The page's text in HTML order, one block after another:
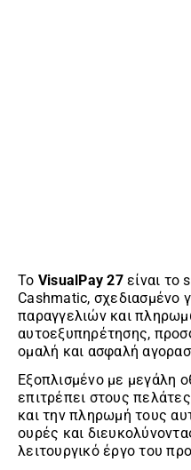
Το VisualPay 27είναι το
Cashmatic, σχεδιασμένο
παραγγελιών και
αυτοεξυπηρέτησης,
ομαλή και ασφαλή
Εξοπλισμένο με μεγάλη
επιτρέπει στους
και την πληρωμή τους
ουρές και
λειτουργικό έργο του